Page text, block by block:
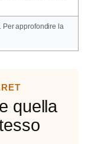
Per approfondire la
quella